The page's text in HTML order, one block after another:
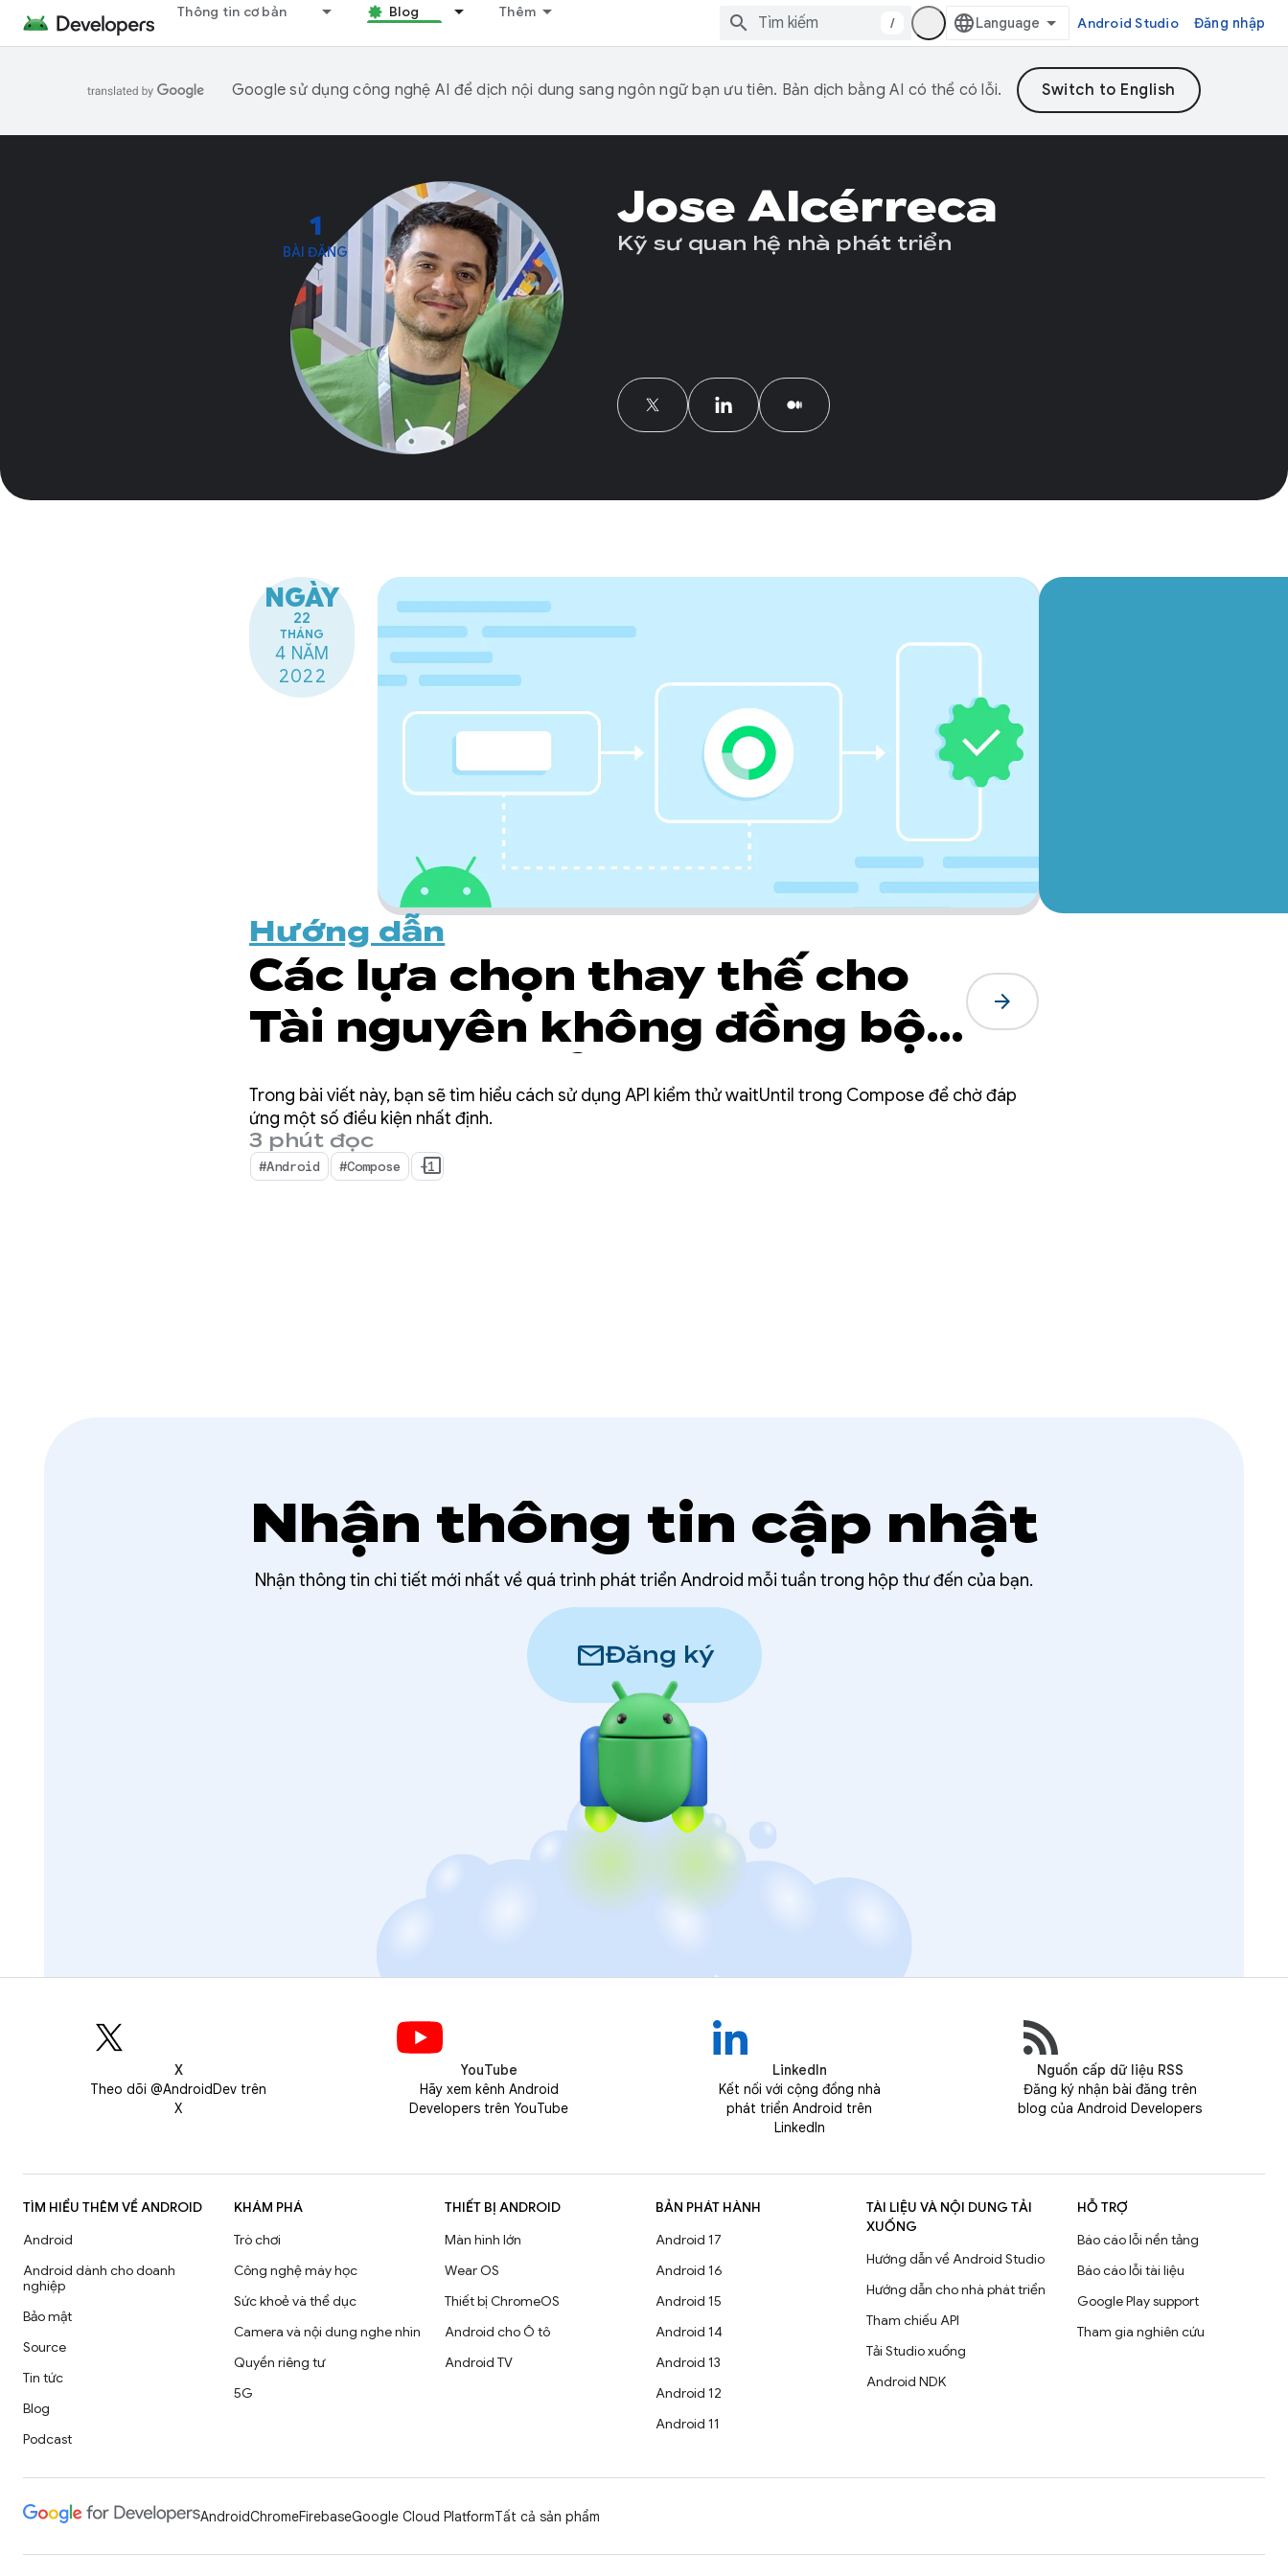
Thông tin cơ bản Blog Thêm
/ Android Studio Đăng nhập
Google sử dụng công nghệ AI để dịch nội dung sang ngôn ngữ bạn ưu tiên. Bản dịch bằng AI có thể có lỗi.
1
BÀI ĐĂNG
Jose Alcérreca
Kỹ sư quan hệ nhà phát triển
NGÀY
22
THÁNG
4 NĂM
2022
Hướng dẫn
Các lựa chọn thay thế cho
Tài nguyên không đồng bộ
trong các kiểm thử
Compose: API waitUntil (đã
cập nhật)
arrow_forward
Trong bài viết này, bạn sẽ tìm hiểu cách sử dụng API kiểm thử waitUntil trong Compose để chờ đáp
ứng một số điều kiện nhất định.
3 phút đọc
#Android #Compose +1
Nhận thông tin cập nhật
Nhận thông tin chi tiết mới nhất về quá trình phát triển Android mỗi tuần trong hộp thư đến của bạn.
mailĐăng ký
X
Theo dõi @AndroidDev trên
X
YouTube
Hãy xem kênh Android
Developers trên YouTube
LinkedIn
Kết nối với cộng đồng nhà
phát triển Android trên
LinkedIn
Nguồn cấp dữ liệu RSS
Đăng ký nhận bài đăng trên
blog của Android Developers
TÌM HIỂU THÊM VỀ ANDROID
Android
Android dành cho doanh
nghiệp
Bảo mật
Source
Tin tức
Blog
Podcast
KHÁM PHÁ
Trò chơi
Công nghệ máy học
Sức khoẻ và thể dục
Camera và nội dung nghe nhìn
Quyền riêng tư
5G
THIẾT BỊ ANDROID
Màn hình lớn
Wear OS
Thiết bị ChromeOS
Android cho Ô tô
Android TV
BẢN PHÁT HÀNH
Android 17
Android 16
Android 15
Android 14
Android 13
Android 12
Android 11
TÀI LIỆU VÀ NỘI DUNG TẢI
XUỐNG
Hướng dẫn về Android Studio
Hướng dẫn cho nhà phát triển
Tham chiếu API
Tải Studio xuống
Android NDK
HỖ TRỢ
Báo cáo lỗi nền tảng
Báo cáo lỗi tài liệu
Google Play support
Tham gia nghiên cứu
AndroidChromeFirebaseGoogle Cloud PlatformTất cả sản phẩm